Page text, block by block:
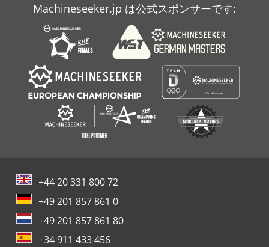
Claas Rollant 355 Rc
Claas Volto 670
Machineseeker.jp は公式スポンサーです:
+44 20 331 800 72
+49 201 857 861 0
+49 201 857 861 80
+34 911 433 456